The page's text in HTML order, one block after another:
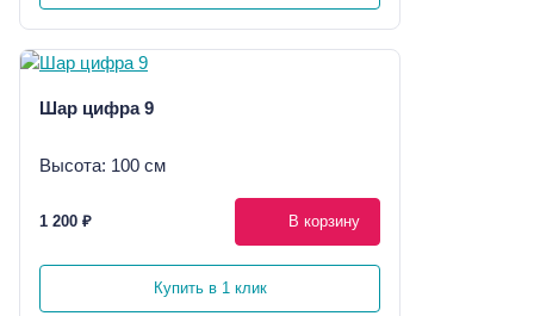
Шар цифра 9
Высота: 100 см
1 200 ₽ В корзину
Купить в 1 клик